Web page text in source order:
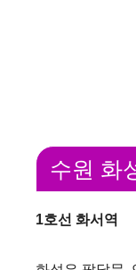
수원 화
1호선 화서역